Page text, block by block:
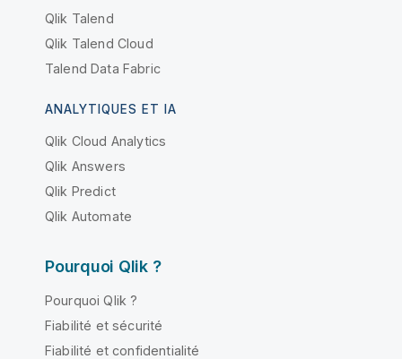
Qlik Talend
Qlik Talend Cloud
Talend Data Fabric
ANALYTIQUES ET IA
Qlik Cloud Analytics
Qlik Answers
Qlik Predict
Qlik Automate
Pourquoi Qlik ?
Pourquoi Qlik ?
Fiabilité et sécurité
Fiabilité et confidentialité